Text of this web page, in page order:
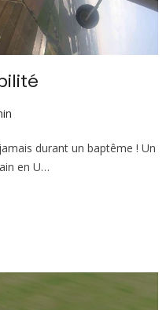
durant un baptême ! Un
en U…